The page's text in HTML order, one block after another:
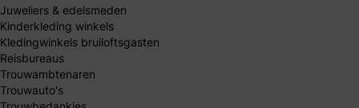
Juweliers & edelsmeden
Kinderkleding winkels
Kledingwinkels bruiloftsgasten
Reisbureaus
Trouwambtenaren
Trouwauto's